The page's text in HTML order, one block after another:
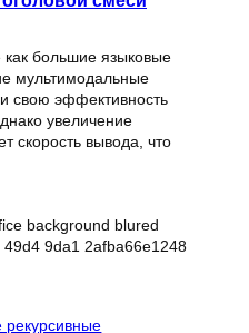
большие языковые
мультимодальные
свою эффективность
увеличение
скорость вывода, что